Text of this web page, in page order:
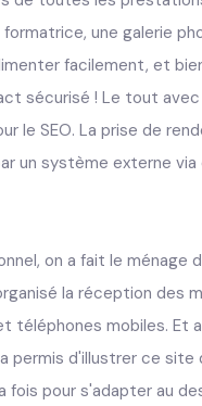
une galerie
facilement, et
sécurisé ! Le tout
le SEO. La prise de
un système externe via
on a fait le ménage
la réception des
téléphones mobiles. Et
permis d'illustrer ce site
fois pour s'adapter au